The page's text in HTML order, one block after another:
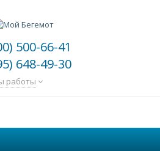
500-66-41
648-49-30
работы